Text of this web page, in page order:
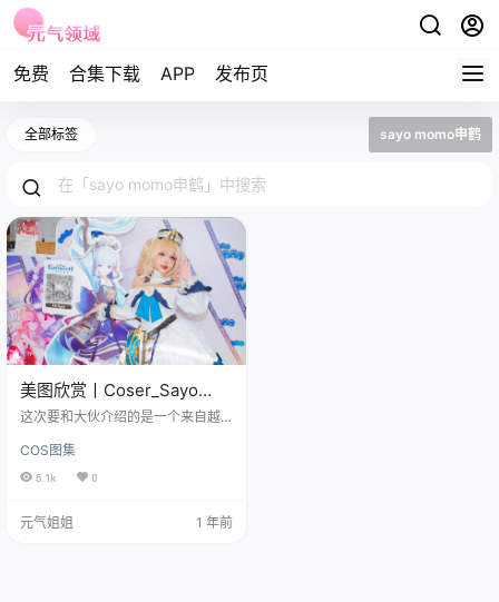
免费 合集下载 APP 发布页
全部标签 sayo momo申鹤
美图欣赏丨Coser_Sayo
Momo-Barbara[20P]
这次要和大伙介绍的是一个来自越
play 的奇妙世界里可是闯出了一片
属于自己的灿烂天地呢。 她那可是
迷人外貌，在全球范围内收获了满
COS图集
5.1k 0
元气姐姐 1 年前